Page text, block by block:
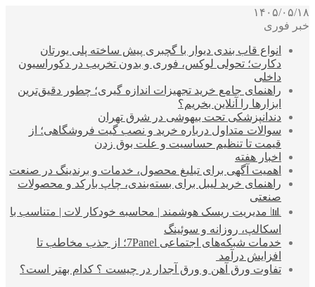
۱۴۰۵/۰۵/۱۸
خبر فوری
انواع قاب بندی دیوار با گچبری پیش ساخته پلی یورتان
دکارت؛ تحولی لوکس، فوری و بدون تخریب در دکوراسیون
داخلی
راهنمای جامع خرید تجهیزات اندازه گیری؛ چطور دقیق‌ترین
ابزارها را آنلاین بخریم؟
دندانپزشکی تحت بیهوشی در شرق تهران
سوالات متداول درباره خرید و نصب گیت فروشگاهی؛ از
قیمت تا تنظیم حساسیت و علت بوق زدن
اخبار هفته
اهمیت آگهی برای تبلیغ محصول، خدمات و برندینگ در صنعت
راهنمای خرید لیبل برای بسته‌بندی، چاپ بارکد و محصولات
صنعتی
📊 مدیریت ریسک هوشمند | محاسبه خودکار لات | متناسب با
اسکالپ، روزانه و سوئینگ
خدمات شبکه‌های اجتماعی 7Panel؛ از جذب مخاطب تا
افزایش درآمد
تفاوت ورق آهن و ورق آجدار در چیست ؟ کدام بهتر است؟